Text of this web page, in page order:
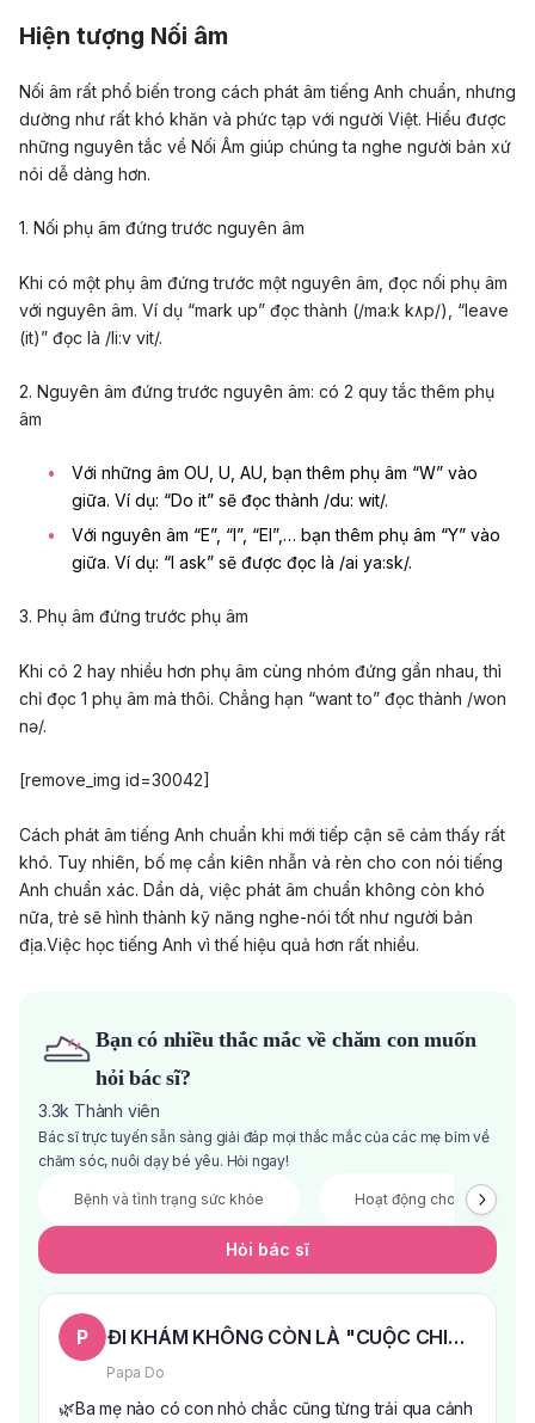
Hiện tượng Nối âm
Nối âm rất phổ biến trong cách phát âm tiếng Anh chuẩn, nhưng
dường như rất khó khăn và phức tạp với người Việt. Hiểu được
những nguyên tắc về Nối Âm giúp chúng ta nghe người bản xứ
nói dễ dàng hơn.
1. Nối phụ âm đứng trước nguyên âm
Khi có một phụ âm đứng trước một nguyên âm, đọc nối phụ âm
với nguyên âm. Ví dụ “mark up” đọc thành (/ma:k k٨p/), “leave
(it)” đọc là /li:v vit/.
2. Nguyên âm đứng trước nguyên âm: có 2 quy tắc thêm phụ
âm
Với những âm OU, U, AU, bạn thêm phụ âm “W” vào
giữa. Ví dụ: “Do it” sẽ đọc thành /du: wit/.
Với nguyên âm “E”, “I”, “EI”,… bạn thêm phụ âm “Y” vào
giữa. Ví dụ: “I ask” sẽ được đọc là /ai ya:sk/.
3. Phụ âm đứng trước phụ âm
Khi có 2 hay nhiều hơn phụ âm cùng nhóm đứng gần nhau, thì
chỉ đọc 1 phụ âm mà thôi. Chẳng hạn “want to” đọc thành /won
nə/.
[remove_img id=30042]
Cách phát âm tiếng Anh chuẩn khi mới tiếp cận sẽ cảm thấy rất
khó. Tuy nhiên, bố mẹ cần kiên nhẫn và rèn cho con nói tiếng
Anh chuẩn xác. Dần dà, việc phát âm chuẩn không còn khó
nữa, trẻ sẽ hình thành kỹ năng nghe-nói tốt như người bản
địa.Việc học tiếng Anh vì thế hiệu quả hơn rất nhiều.
Bạn có nhiều thắc mắc về chăm con muốn
hỏi bác sĩ?
3.3k Thành viên
Bác sĩ trực tuyến sẵn sàng giải đáp mọi thắc mắc của các mẹ bỉm về
chăm sóc, nuôi dạy bé yêu. Hỏi ngay!
Bệnh và tình trạng sức khỏe Hoạt động cho bé
Hỏi bác sĩ
P ĐI KHÁM KHÔNG CÒN LÀ "CUỘC CHIẾN" VỚI
Papa Do
🌿Ba mẹ nào có con nhỏ chắc cũng từng trải qua cảnh